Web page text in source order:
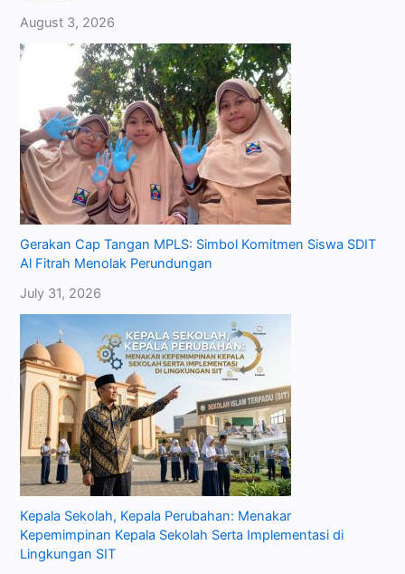
August 3, 2026
Gerakan Cap Tangan MPLS: Simbol Komitmen Siswa SDIT
Al Fitrah Menolak Perundungan
July 31, 2026
Kepala Sekolah, Kepala Perubahan: Menakar
Kepemimpinan Kepala Sekolah Serta Implementasi di
Lingkungan SIT